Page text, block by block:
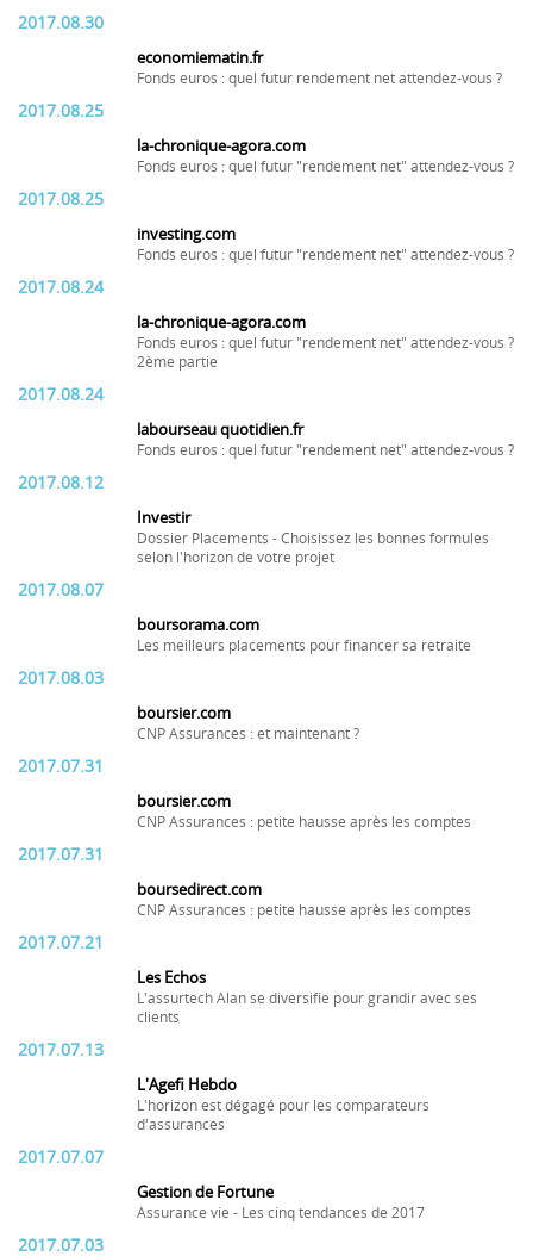
2017.08.30
economiematin.fr
Fonds euros : quel futur rendement net attendez-vous ?
2017.08.25
la-chronique-agora.com
Fonds euros : quel futur "rendement net" attendez-vous ?
2017.08.25
investing.com
Fonds euros : quel futur "rendement net" attendez-vous ?
2017.08.24
la-chronique-agora.com
Fonds euros : quel futur "rendement net" attendez-vous ?
2ème partie
2017.08.24
labourseau quotidien.fr
Fonds euros : quel futur "rendement net" attendez-vous ?
2017.08.12
Investir
Dossier Placements - Choisissez les bonnes formules
selon l'horizon de votre projet
2017.08.07
boursorama.com
Les meilleurs placements pour financer sa retraite
2017.08.03
boursier.com
CNP Assurances : et maintenant ?
2017.07.31
boursier.com
CNP Assurances : petite hausse après les comptes
2017.07.31
boursedirect.com
CNP Assurances : petite hausse après les comptes
2017.07.21
Les Echos
L'assurtech Alan se diversifie pour grandir avec ses
clients
2017.07.13
L'Agefi Hebdo
L'horizon est dégagé pour les comparateurs
d'assurances
2017.07.07
Gestion de Fortune
Assurance vie - Les cinq tendances de 2017
2017.07.03